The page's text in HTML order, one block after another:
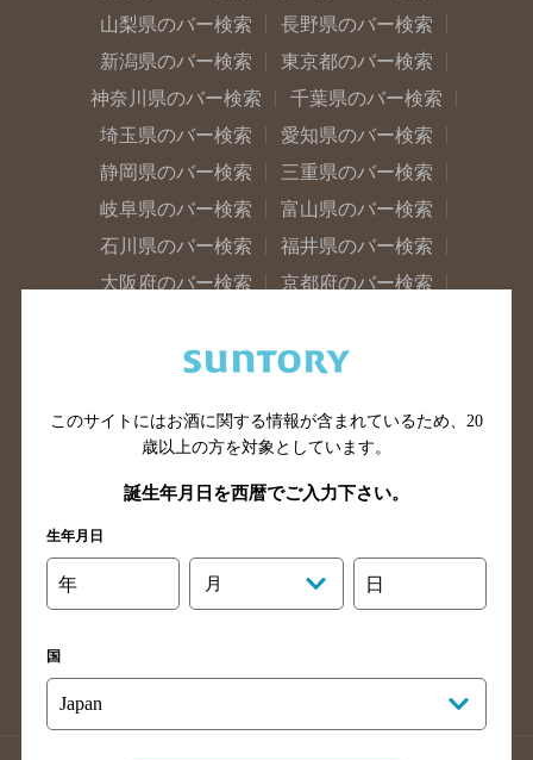
山梨県のバー検索
長野県のバー検索
新潟県のバー検索
東京都のバー検索
神奈川県のバー検索
千葉県のバー検索
埼玉県のバー検索
愛知県のバー検索
静岡県のバー検索
三重県のバー検索
岐阜県のバー検索
富山県のバー検索
石川県のバー検索
福井県のバー検索
大阪府のバー検索
京都府のバー検索
滋賀県のバー検索
和歌山県のバー検索
山口県のバー検索
鳥取県のバー検索
香川県のバー検索
愛媛県のバー検索
高知県のバー検索
長崎県のバー検索
佐賀県のバー検索
大分県のバー検索
熊本県のバー検索
このサイトにはお酒に関する情報が含まれているため、 20
歳以上の方を対象としています。
誕生年月日を西暦でご入力下さい。
生年月日
年 月 日
国